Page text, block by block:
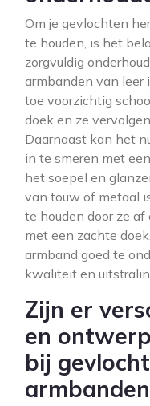
Om je gevlochten
te houden, is het
zorgvuldig
armbanden van leer
toe voorzichtig
doek en ze
Daarnaast kan het
in te smeren met
het soepel en
van touw of metaal
te houden door ze
met een zachte
armband goed te
kwaliteit en
Zijn er
en
bij